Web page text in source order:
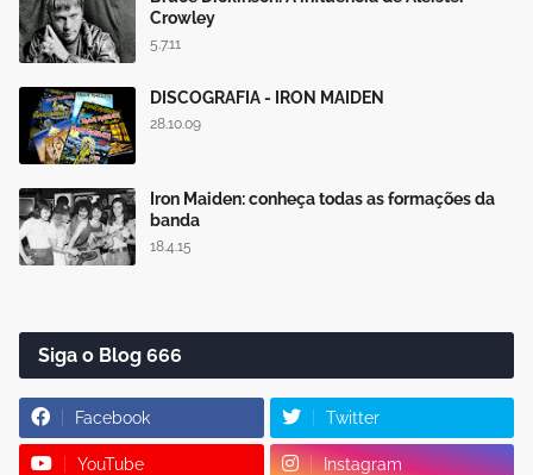
Crowley
5.7.11
DISCOGRAFIA - IRON MAIDEN
28.10.09
Iron Maiden: conheça todas as formações da
banda
18.4.15
Siga o Blog 666
Facebook Twitter
YouTube Instagram